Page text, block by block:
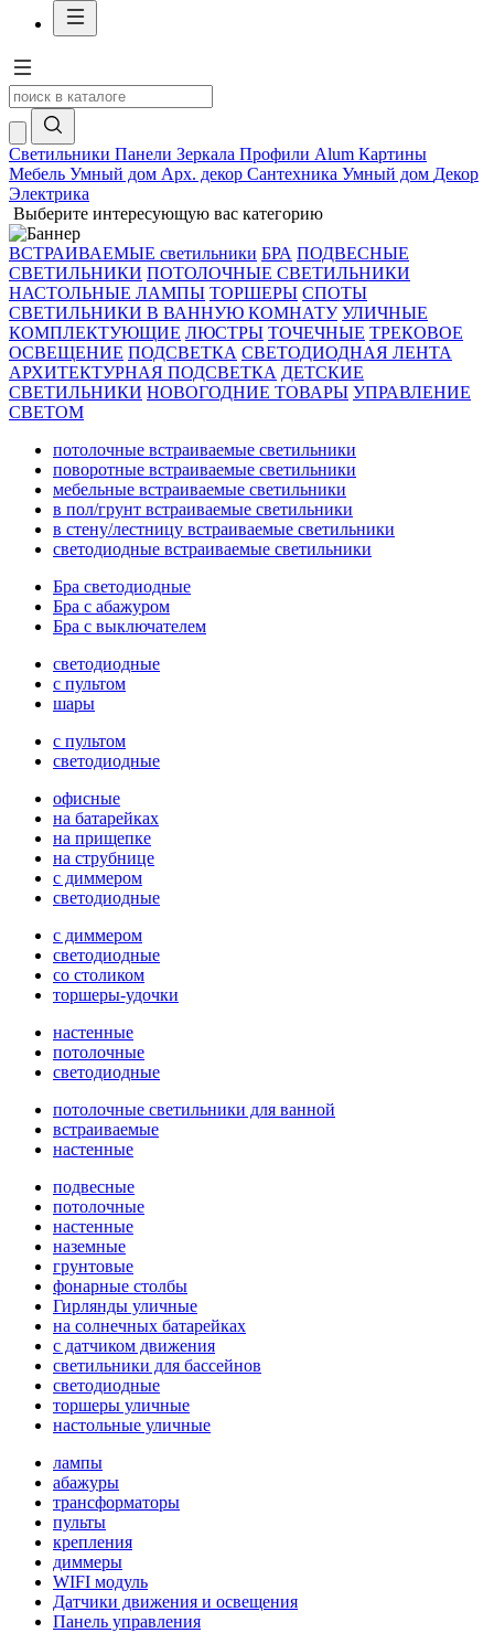
Светильники Панели Зеркала Профили Alum Картины
Мебель Умный дом Арх. декор Сантехника Умный дом Декор
Электрика
Выберите интересующую вас категорию
ВСТРАИВАЕМЫЕ светильники БРА ПОДВЕСНЫЕ
СВЕТИЛЬНИКИ ПОТОЛОЧНЫЕ СВЕТИЛЬНИКИ
НАСТОЛЬНЫЕ ЛАМПЫ ТОРШЕРЫ СПОТЫ
СВЕТИЛЬНИКИ В ВАННУЮ КОМНАТУ УЛИЧНЫЕ
КОМПЛЕКТУЮЩИЕ ЛЮСТРЫ ТОЧЕЧНЫЕ ТРЕКОВОЕ
ОСВЕЩЕНИЕ ПОДСВЕТКА СВЕТОДИОДНАЯ ЛЕНТА
АРХИТЕКТУРНАЯ ПОДСВЕТКА ДЕТСКИЕ
СВЕТИЛЬНИКИ НОВОГОДНИЕ ТОВАРЫ УПРАВЛЕНИЕ
СВЕТОМ
потолочные встраиваемые светильники
поворотные встраиваемые светильники
мебельные встраиваемые светильники
в пол/грунт встраиваемые светильники
в стену/лестницу встраиваемые светильники
светодиодные встраиваемые светильники
Бра светодиодные
Бра с абажуром
Бра с выключателем
светодиодные
с пультом
шары
с пультом
светодиодные
офисные
на батарейках
на прищепке
на струбнице
с диммером
светодиодные
с диммером
светодиодные
со столиком
торшеры-удочки
настенные
потолочные
светодиодные
потолочные светильники для ванной
встраиваемые
настенные
подвесные
потолочные
настенные
наземные
грунтовые
фонарные столбы
Гирлянды уличные
на солнечных батарейках
с датчиком движения
светильники для бассейнов
светодиодные
торшеры уличные
настольные уличные
лампы
абажуры
трансформаторы
пульты
крепления
диммеры
WIFI модуль
Датчики движения и освещения
Панель управления